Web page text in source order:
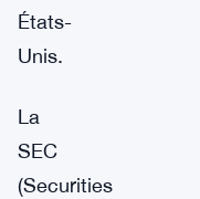
États-
Unis.
La
SEC
(Securities